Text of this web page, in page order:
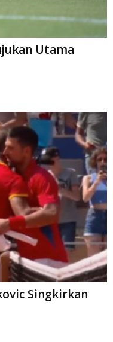
Utama
Singkirkan